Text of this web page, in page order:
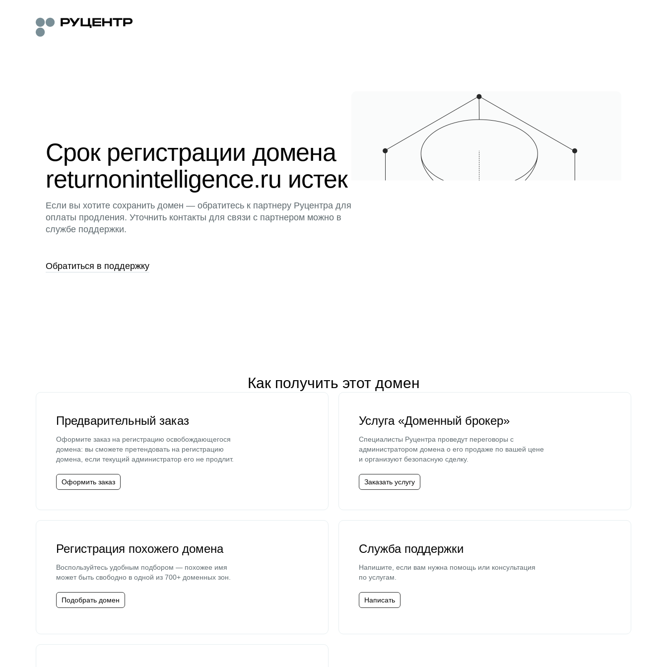
Срок регистрации домена
returnonintelligence.ru истек
Если вы хотите сохранить домен — обратитесь к партнеру Руцентра для
оплаты продления. Уточнить контакты для связи с партнером можно в
службе поддержки.
Обратиться в поддержку
Как получить этот домен
Предварительный заказ
Оформите заказ на регистрацию освобождающегося
домена: вы сможете претендовать на регистрацию
домена, если текущий администратор его не продлит.
Оформить заказ
Услуга «Доменный брокер»
Специалисты Руцентра проведут переговоры с
администратором домена о его продаже по вашей цене
и организуют безопасную сделку.
Заказать услугу
Регистрация похожего домена
Воспользуйтесь удобным подбором — похожее имя
может быть свободно в одной из 700+ доменных зон.
Подобрать домен
Служба поддержки
Напишите, если вам нужна помощь или консультация
по услугам.
Написать